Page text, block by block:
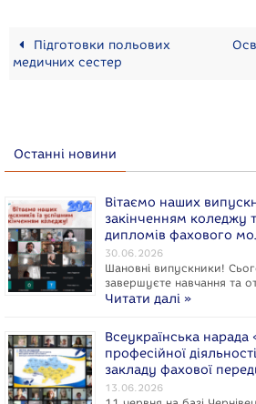
Підготовки польових
медичних сестер
Останні новини
Вітаємо наших
закінченням коледжу
дипломів фахового
30.06.2026
Шановні випускники!
завершуєте навчання та
Читати далі »
Всеукраїнська нарада
професійної
закладу фахової
13.06.2026